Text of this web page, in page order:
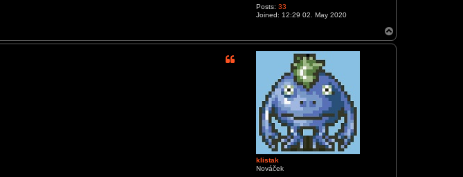
Posts: 33
Joined: 12:29 02. May 2020
o
p
klistak
Nováček